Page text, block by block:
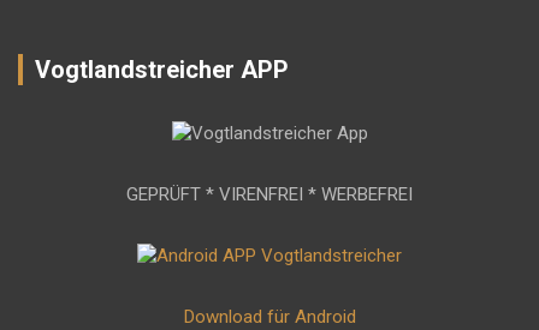
Vogtlandstreicher APP
GEPRÜFT * VIRENFREI * WERBEFREI
Download für Android